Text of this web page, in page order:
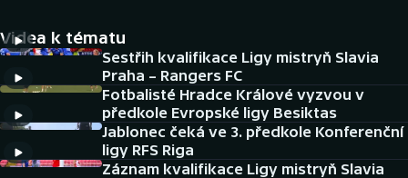
DALŠÍ SPORTY
Americký fotbal
Baseball a softbal
NEPŘEHLÉDNĚTE
Videa k tématu
Sestřih kvalifikace Ligy mistryň Slavia
Praha – Rangers FC
Fotbalisté Hradce Králové vyzvou v
předkole Evropské ligy Besiktas
Jablonec čeká ve 3. předkole Konferenční
ligy RFS Riga
Záznam kvalifikace Ligy mistryň Slavia